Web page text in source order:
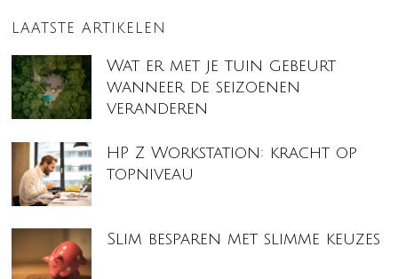
LAATSTE ARTIKELEN
Wat er met je tuin gebeurt
wanneer de seizoenen
veranderen
HP Z Workstation: kracht op
topniveau
Slim besparen met slimme keuzes